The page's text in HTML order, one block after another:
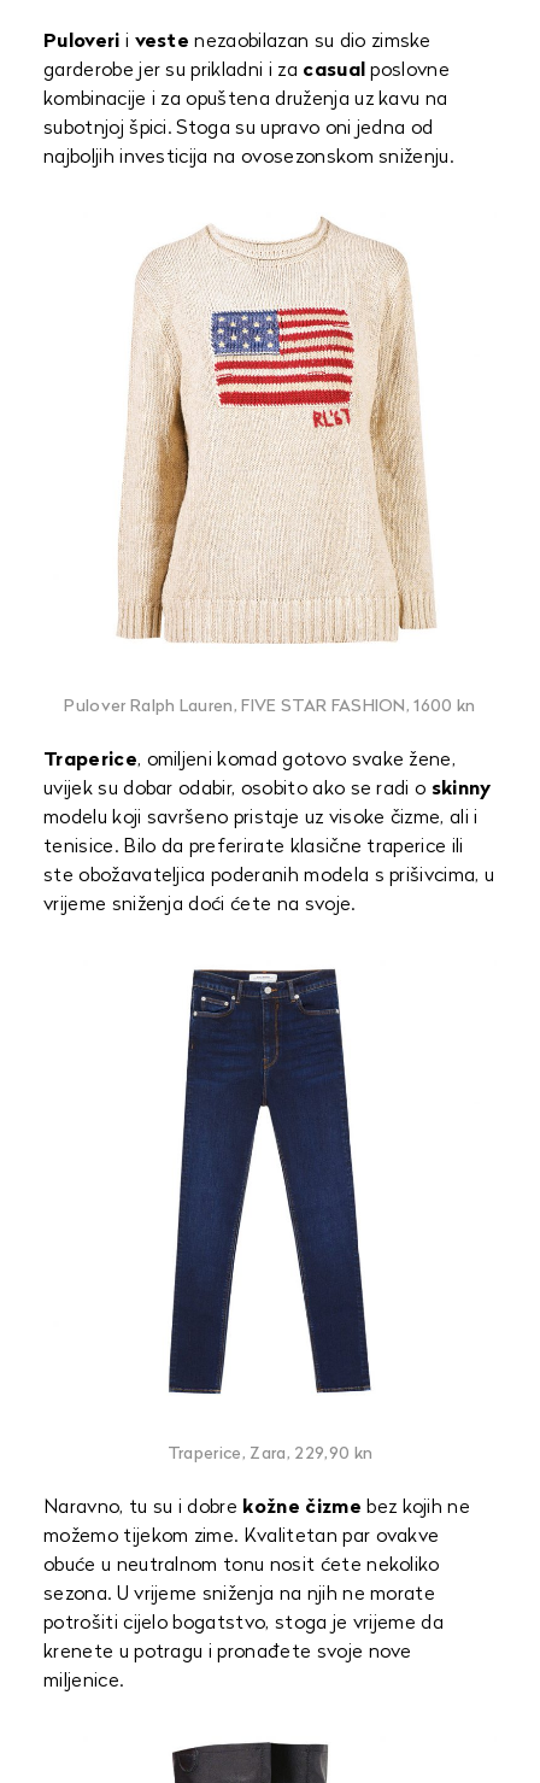
Puloveri i veste nezaobilazan su dio zimske
garderobe jer su prikladni i za casual poslovne
kombinacije i za opuštena druženja uz kavu na
subotnjoj špici. Stoga su upravo oni jedna od
najboljih investicija na ovosezonskom sniženju.
Pulover Ralph Lauren, FIVE STAR FASHION, 1600 kn
Traperice, omiljeni komad gotovo svake žene,
uvijek su dobar odabir, osobito ako se radi o skinny
modelu koji savršeno pristaje uz visoke čizme, ali i
tenisice. Bilo da preferirate klasične traperice ili
ste obožavateljica poderanih modela s prišivcima, u
vrijeme sniženja doći ćete na svoje.
Traperice, Zara, 229,90 kn
Naravno, tu su i dobre kožne čizme bez kojih ne
možemo tijekom zime. Kvalitetan par ovakve
obuće u neutralnom tonu nosit ćete nekoliko
sezona. U vrijeme sniženja na njih ne morate
potrošiti cijelo bogatstvo, stoga je vrijeme da
krenete u potragu i pronađete svoje nove
miljenice.